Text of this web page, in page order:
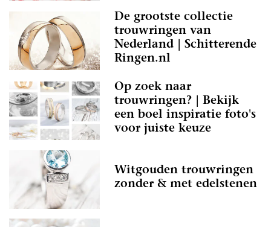
De grootste collectie
trouwringen van
Nederland | Schitterende
Ringen.nl
Op zoek naar
trouwringen? | Bekijk
een boel inspiratie foto's
voor juiste keuze
Witgouden trouwringen
zonder & met edelstenen